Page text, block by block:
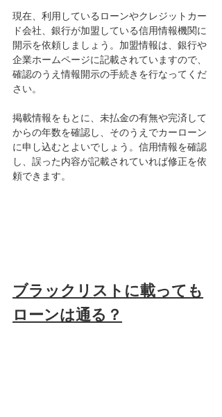
現在、利用しているローンやクレジットカー
ド会社、銀行が加盟している信用情報機関に
開示を依頼しましょう。加盟情報は、銀行や
企業ホームページに記載されていますので、
確認のうえ情報開示の手続きを行なってくだ
さい。
掲載情報をもとに、未払金の有無や完済して
からの年数を確認し、そのうえでカーローン
に申し込むとよいでしょう。信用情報を確認
し、誤った内容が記載されていれば修正を依
頼できます。
ブラックリストに載っても
ローンは通る？